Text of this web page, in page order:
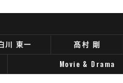
川 東一 髙村 剛
Movie & Drama